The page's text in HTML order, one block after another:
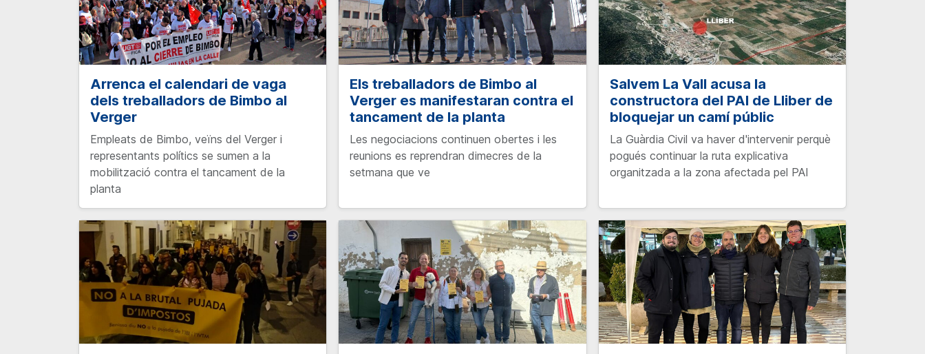
Arrenca el calendari de vaga
dels treballadors de Bimbo al
Verger
Empleats de Bimbo, veïns del Verger i
representants polítics se sumen a la
mobilització contra el tancament de la
planta
Els treballadors de Bimbo al
Verger es manifestaran contra el
tancament de la planta
Les negociacions continuen obertes i les
reunions es reprendran dimecres de la
setmana que ve
Salvem La Vall acusa la
constructora del PAI de Lliber de
bloquejar un camí públic
La Guàrdia Civil va haver d'intervenir perquè
pogués continuar la ruta explicativa
organitzada a la zona afectada pel PAI